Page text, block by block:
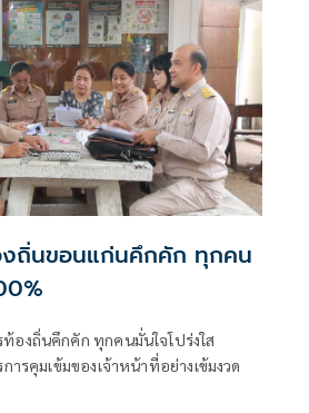
งถิ่นขอนแก่นคึกคัก ทุกคน
องถิ่นคึกคัก ทุกคนมั่นใจโปร่งใส
ารคุมเข้มของเจ้าหน้าที่อย่างเข้มงวด